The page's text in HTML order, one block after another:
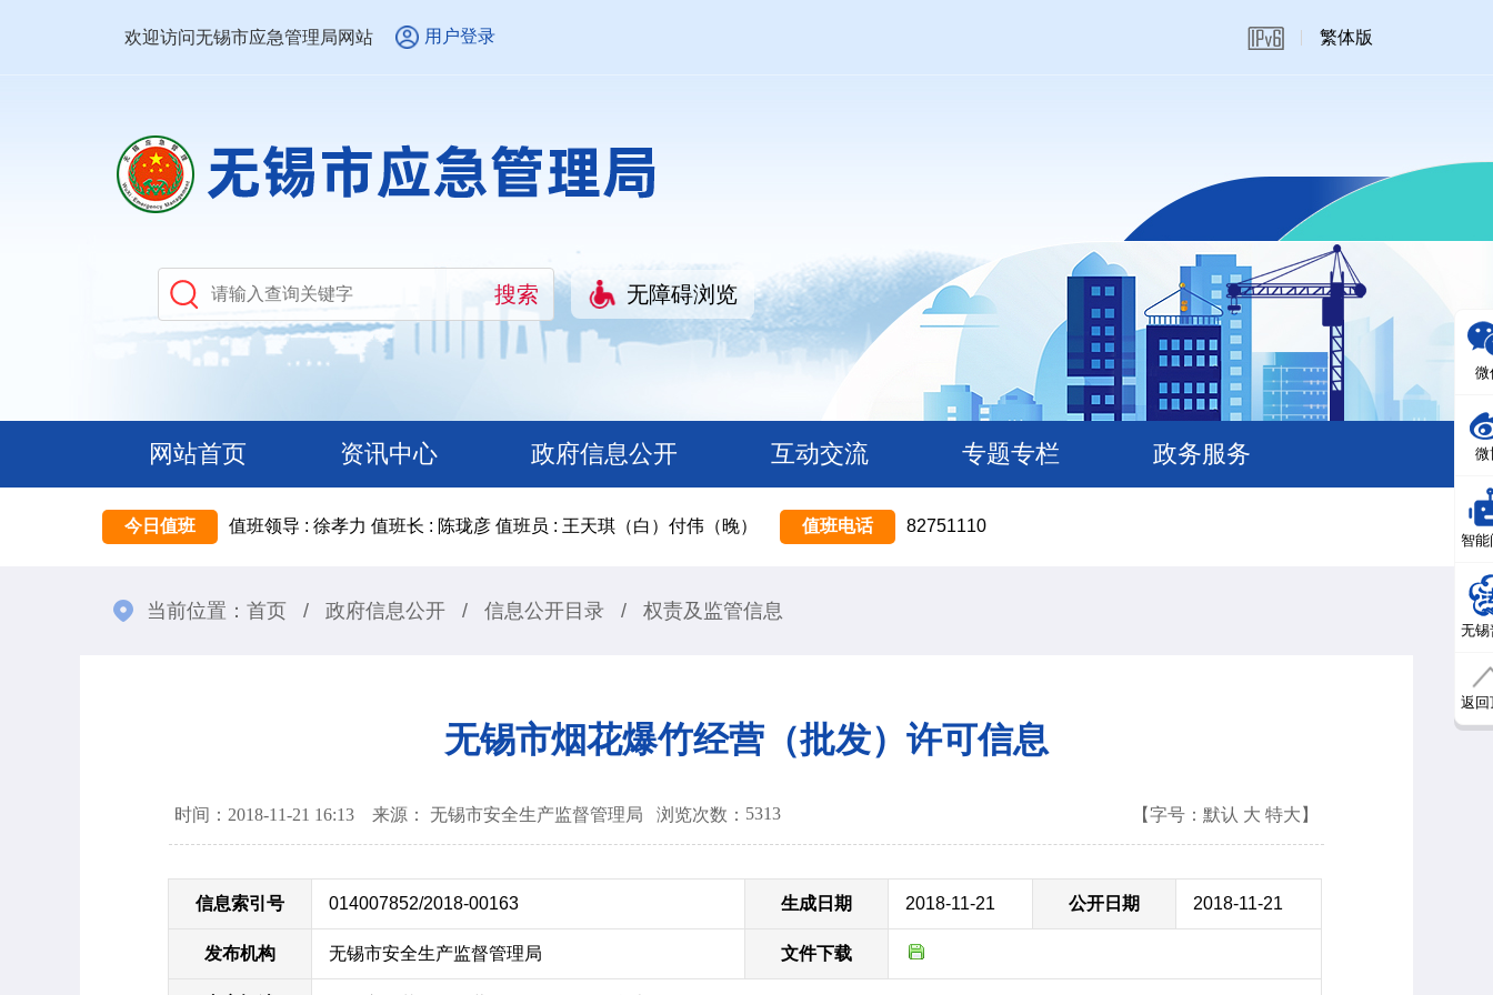
欢迎访问无锡市应急管理局网站 用户登录 繁体版
无障碍浏览
网站首页 资讯中心 政府信息公开 互动交流 专题专栏 政务服务
今日值班 值班领导 : 徐孝力 值班长 : 陈珑彦 值班员 : 王天琪（白）付伟（晚） 值班电话 82751110
当前位置： 首页 / 政府信息公开 / 信息公开目录 / 权责及监管信息
无锡市烟花爆竹经营（批发）许可信息
时间：2018-11-21 16:13 来源： 无锡市安全生产监督管理局 浏览次数： 5313 【字号： 默认 大 特大 】
信息索引号 014007852/2018-00163 生成日期 2018-11-21 公开日期 2018-11-21
发布机构 无锡市安全生产监督管理局 文件下载
微
微
智能
无锡
返回